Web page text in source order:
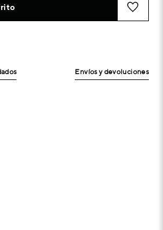
Envíos y devoluciones